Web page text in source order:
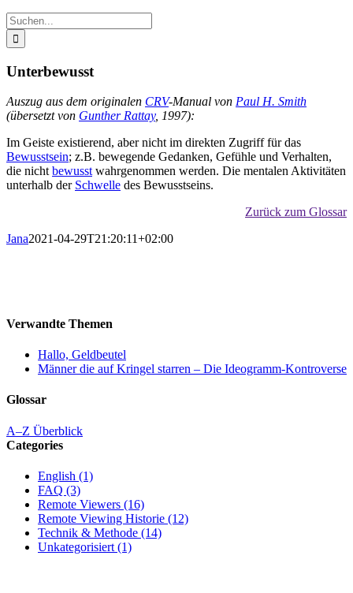
Suche
nach:
Unterbewusst
Auszug aus dem originalen CRV-Manual von Paul H. Smith
(übersetzt von Gunther Rattay, 1997):
Im Geiste existierend, aber nicht im direkten Zugriff für das
Bewusstsein; z.B. bewegende Gedanken, Gefühle und Verhalten,
die nichtbewusstwahrgenommen werden. Die mentalen Aktivitäten
unterhalb der Schwelle des Bewusstseins.
Zurück zum Glossar
Jana2021-04-29T21:20:11+02:00
Verwandte Themen
Hallo, Geldbeutel
Männer die auf Kringel starren – Die Ideogramm-Kontroverse
Glossar
A–Z Überblick
Categories
English (1)
FAQ (3)
Remote Viewers (16)
Remote Viewing Historie (12)
Technik & Methode (14)
Unkategorisiert (1)